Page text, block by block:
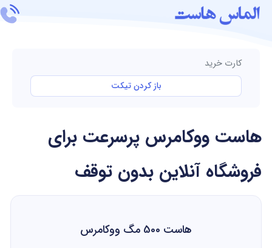
خرید
باز کردن تیکت
ووکامرس پرسرعت برای
آنلاین بدون توقف